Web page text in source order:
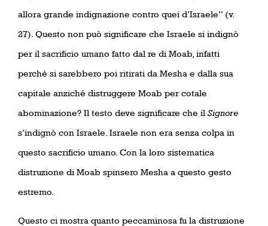
allora grande indignazione contro quei d’Israele” (v.
27). Questo non può significare che Israele si indignò
per il sacrificio umano fatto dal re di Moab, infatti
perché si sarebbero poi ritirati da Mesha e dalla sua
capitale anziché distruggere Moab per cotale
abominazione? Il testo deve significare che il Signore
s’indignò con Israele. Israele non era senza colpa in
questo sacrificio umano. Con la loro sistematica
distruzione di Moab spinsero Mesha a questo gesto
estremo.
Questo ci mostra quanto peccaminosa fu la distruzione